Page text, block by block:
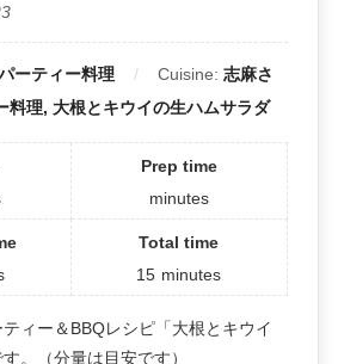
ーティー料理 Cuisine: 志麻さ
料理, 大根とキウイの生ハムサラダ
Prep time
minutes
Total time
15 minutes
ィー＆BBQレシピ「大根とキウイ
。（分量は目安です）